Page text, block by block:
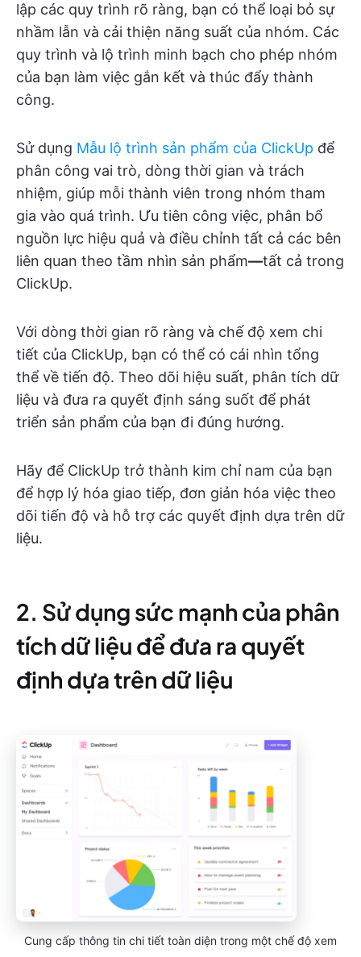
lập các quy trình rõ ràng, bạn có thể loại bỏ sự
nhầm lẫn và cải thiện năng suất của nhóm. Các
quy trình và lộ trình minh bạch cho phép nhóm
của bạn làm việc gắn kết và thúc đẩy thành
công.
Sử dụng Mẫu lộ trình sản phẩm của ClickUp để
phân công vai trò, dòng thời gian và trách
nhiệm, giúp mỗi thành viên trong nhóm tham
gia vào quá trình. Ưu tiên công việc, phân bổ
nguồn lực hiệu quả và điều chỉnh tất cả các bên
liên quan theo tầm nhìn sản phẩm—tất cả trong
ClickUp.
Với dòng thời gian rõ ràng và chế độ xem chi
tiết của ClickUp, bạn có thể có cái nhìn tổng
thể về tiến độ. Theo dõi hiệu suất, phân tích dữ
liệu và đưa ra quyết định sáng suốt để phát
triển sản phẩm của bạn đi đúng hướng.
Hãy để ClickUp trở thành kim chỉ nam của bạn
để hợp lý hóa giao tiếp, đơn giản hóa việc theo
dõi tiến độ và hỗ trợ các quyết định dựa trên dữ
liệu.
2. Sử dụng sức mạnh của phân
tích dữ liệu để đưa ra quyết
định dựa trên dữ liệu
Cung cấp thông tin chi tiết toàn diện trong một chế độ xem